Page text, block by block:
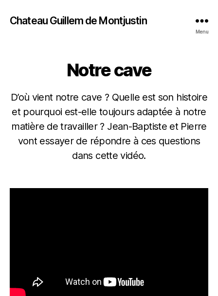
Chateau Guillem de Montjustin
Menu
Notre cave
D’où vient notre cave ? Quelle est son histoire
et pourquoi est-elle toujours adaptée à notre
matière de travailler ? Jean-Baptiste et Pierre
vont essayer de répondre à ces questions
dans cette vidéo.